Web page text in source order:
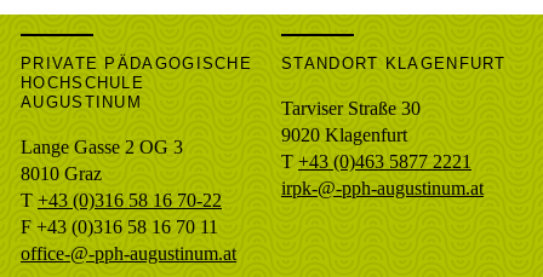
PRIVATE PÄDAGOGISCHE
HOCHSCHULE
AUGUSTINUM
Lange Gasse 2 OG 3
8010 Graz
T +43 (0)316 58 16 70-22
F +43 (0)316 58 16 70 11
office-@-pph-augustinum.at
STANDORT KLAGENFURT
Tarviser Straße 30
9020 Klagenfurt
T +43 (0)463 5877 2221
irpk-@-pph-augustinum.at